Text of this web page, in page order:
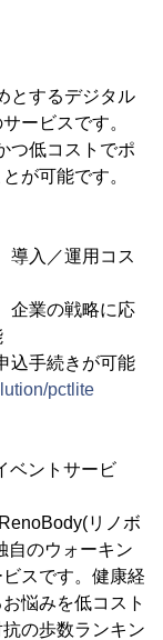
とするデジタル
ービスです。
つ低コストでポ
が可能です。
導入／運用コス
企業の戦略に応
込手続きが可能
pctlite
ベントサービ
リノボ
自のウォーキン
スです。健康経
悩みを低コスト
の歩数ランキン